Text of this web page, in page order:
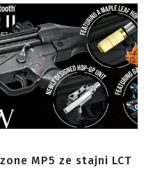
MP5 ze stajni LCT